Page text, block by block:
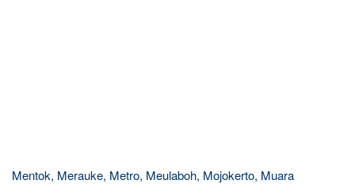
Mentok, Merauke, Metro, Meulaboh, Mojokerto, Muara